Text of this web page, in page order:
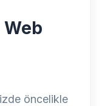
Web
öncelikle